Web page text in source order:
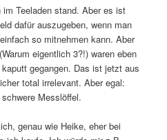
Teeladen stand. Aber es ist
dafür auszugeben, wenn man
so mitnehmen kann. Aber
eigentlich 3?!) waren eben
gegangen. Das ist jetzt aus
total irrelevant. Aber egal:
Messlöffel.
genau wie Heike, eher bei